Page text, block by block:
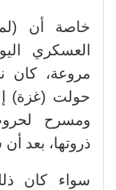
خاصة أن
العسكري
مروعة، كان
حولت (غزة)
ومسرح
ذروتها، بعد
سواء كان